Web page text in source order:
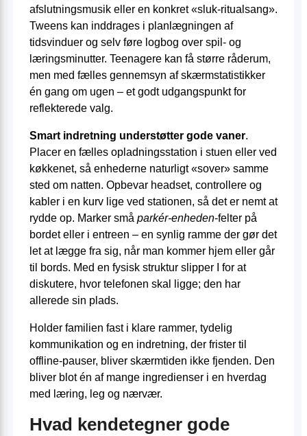
afslutningsmusik eller en konkret «sluk-ritual­sang».
Tweens kan inddrages i planlægningen af
tidsvinduer og selv føre logbog over spil- og
læringsminutter. Teenagere kan få større råderum,
men med fælles gennemsyn af skærmstatistikker
én gang om ugen – et godt udgangspunkt for
reflekterede valg.
Smart indretning understøtter gode vaner.
Placer en fælles opladningsstation i stuen eller ved
køkkenet, så enhederne naturligt «sover» samme
sted om natten. Opbevar headset, controllere og
kabler i en kurv lige ved stationen, så det er nemt at
rydde op. Marker små parkér-enheden-felter på
bordet eller i entreen – en synlig ramme der gør det
let at lægge fra sig, når man kommer hjem eller går
til bords. Med en fysisk struktur slipper I for at
diskutere, hvor telefonen skal ligge; den har
allerede sin plads.
Holder familien fast i klare rammer, tydelig
kommunikation og en indretning, der frister til
offline-pauser, bliver skærmtiden ikke fjenden. Den
bliver blot én af mange ingredienser i en hverdag
med læring, leg og nærvær.
Hvad kendetegner gode